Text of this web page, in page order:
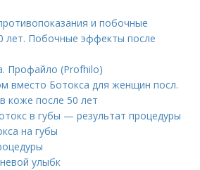
и побочные
лет. Побочные эффекты после
Профайло (Profhilo)
вместо Ботокса для женщин посл.
коже после 50 лет
в губы — результат процедуры
на губы
улыбк